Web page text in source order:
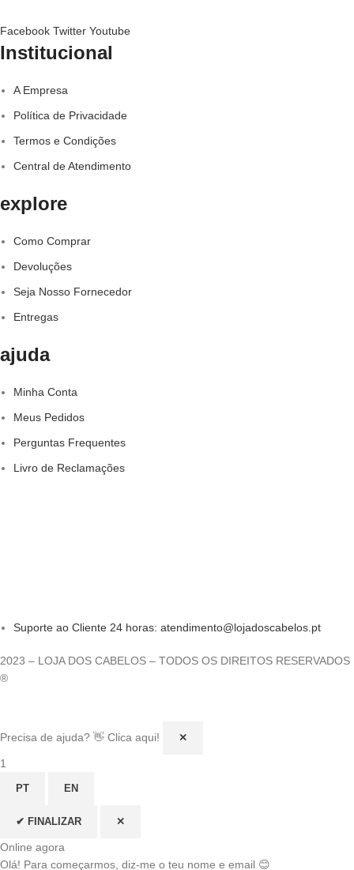
Facebook Twitter Youtube
Institucional
A Empresa
Política de Privacidade
Termos e Condições
Central de Atendimento
explore
Como Comprar
Devoluções
Seja Nosso Fornecedor
Entregas
ajuda
Minha Conta
Meus Pedidos
Perguntas Frequentes
Livro de Reclamações
Suporte ao Cliente 24 horas: atendimento@lojadoscabelos.pt
2023 – LOJA DOS CABELOS – TODOS OS DIREITOS RESERVADOS
®
Precisa de ajuda? 👋 Clica aqui! ✕
1
PT EN
✔ FINALIZAR ✕
Online agora
Olá! Para começarmos, diz-me o teu nome e email 😊